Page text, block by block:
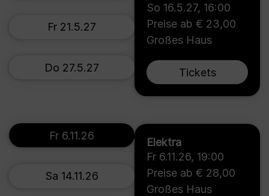
So 16.5.27, 16:00
Preise ab € 23,00
Großes Haus
Tickets
Fr 21.5.27
Do 27.5.27
Elektra
Fr 6.11.26, 19:00
Preise ab € 28,00
Großes Haus
Fr 6.11.26
Sa 14.11.26